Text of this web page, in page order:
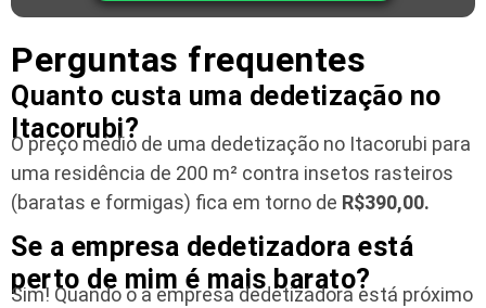
Perguntas frequentes
Quanto custa uma dedetização no
Itacorubi?
O preço médio de uma dedetização no Itacorubi para
uma residência de 200 m² contra insetos rasteiros
(baratas e formigas) fica em torno de R$390,00.
Se a empresa dedetizadora está
perto de mim é mais barato?
Sim! Quando o a empresa dedetizadora está próximo